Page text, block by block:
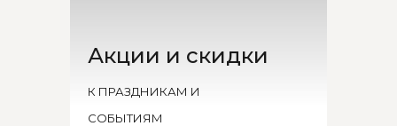
Акции и скидки
К ПРАЗДНИКАМ И
СОБЫТИЯМ